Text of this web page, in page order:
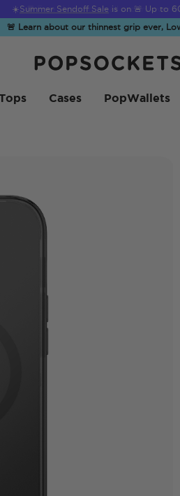
☀️Summer Sendoff Sale is on 🚨 Up to
🚨 Learn about our thinnest grip ever,
Cases PopWallets